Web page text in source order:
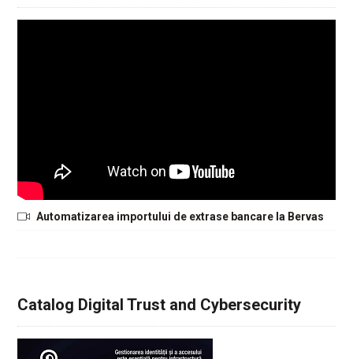
Automatizarea importului de extrase bancare la Bervas
Catalog Digital Trust and Cybersecurity